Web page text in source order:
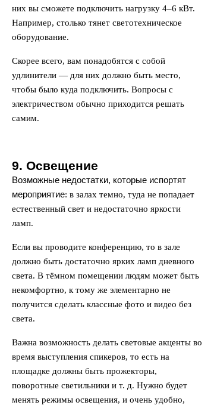
них вы сможете подключить нагрузку 4–6 кВт.
Например, столько тянет светотехническое
оборудование.
Скорее всего, вам понадобятся с собой
удлинители — для них должно быть место,
чтобы было куда подключить. Вопросы с
электричеством обычно приходится решать
самим.
9. Освещение
Возможные недостатки, которые испортят
мероприятие: в залах темно, туда не попадает
естественный свет и недостаточно яркости
ламп.
Если вы проводите конференцию, то в зале
должно быть достаточно ярких ламп дневного
света. В тёмном помещении людям может быть
некомфортно, к тому же элементарно не
получится сделать классные фото и видео без
света.
Важна возможность делать световые акценты во
время выступления спикеров, то есть на
площадке должны быть прожекторы,
поворотные светильники и т. д. Нужно будет
менять режимы освещения, и очень удобно,